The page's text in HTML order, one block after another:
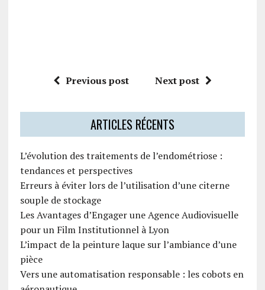
Previous post Next post
ARTICLES RÉCENTS
L’évolution des traitements de l’endométriose :
tendances et perspectives
Erreurs à éviter lors de l’utilisation d’une citerne
souple de stockage
Les Avantages d’Engager une Agence Audiovisuelle
pour un Film Institutionnel à Lyon
L’impact de la peinture laque sur l’ambiance d’une
pièce
Vers une automatisation responsable : les cobots en